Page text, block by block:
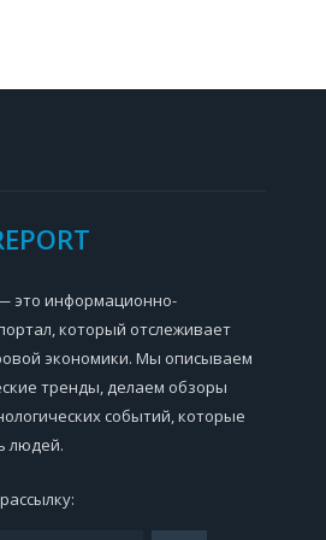
это информационно-
который отслеживает
экономики. Мы описываем
тренды, делаем обзоры
событий, которые
людей.